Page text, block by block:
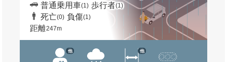
普通乗用車(1) 歩行者(1)
死亡(0) 負傷(1)
距離247m
他 他